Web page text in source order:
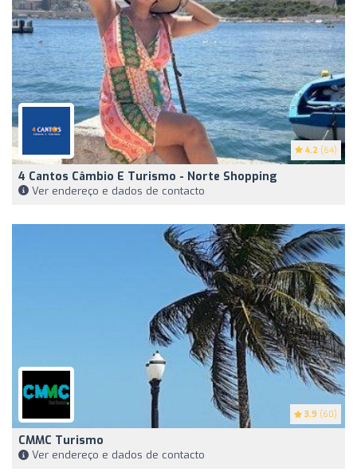
4.2 (64)
4 Cantos Câmbio E Turismo - Norte Shopping
Ver endereço e dados de contacto
3.9 (60)
CMMC Turismo
Ver endereço e dados de contacto